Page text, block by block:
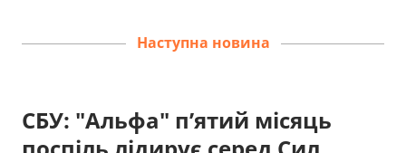
Наступна новина
СБУ: "Альфа" п’ятий місяць